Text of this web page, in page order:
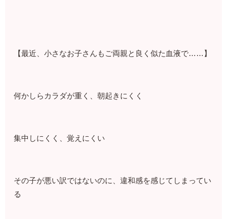
【最近、小さなお子さんもご両親と良く似た血液で……】
何かしらカラダが重く、朝起きにくく
集中しにくく、覚えにくい
その子が悪い訳ではないのに、違和感を感じてしまってい
る